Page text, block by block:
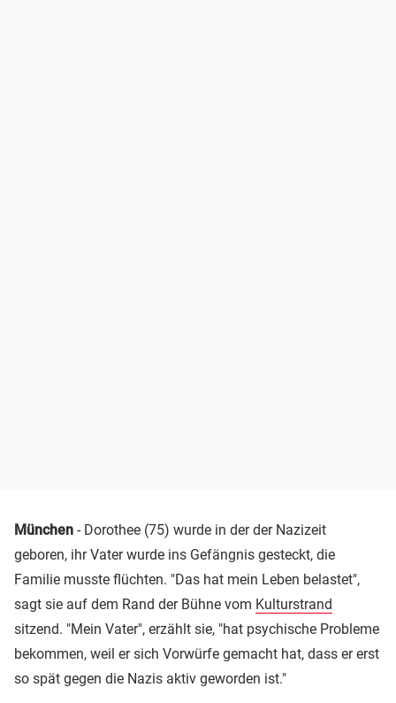
München - Dorothee (75) wurde in der der Nazizeit
geboren, ihr Vater wurde ins Gefängnis gesteckt, die
Familie musste flüchten. "Das hat mein Leben belastet",
sagt sie auf dem Rand der Bühne vom Kulturstrand
sitzend. "Mein Vater", erzählt sie, "hat psychische Probleme
bekommen, weil er sich Vorwürfe gemacht hat, dass er erst
so spät gegen die Nazis aktiv geworden ist."